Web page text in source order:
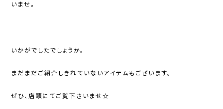
いませ。
いかがでしたでしょうか。
まだまだご紹介しきれていないアイテムもございます。
ぜひ、店頭にてご覧下さいませ☆